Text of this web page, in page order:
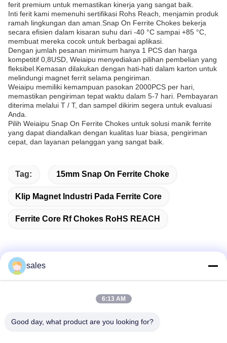
ferit premium untuk memastikan kinerja yang sangat baik.
Inti ferit kami memenuhi sertifikasi Rohs Reach, menjamin produk
ramah lingkungan dan aman.Snap On Ferrite Chokes bekerja
secara efisien dalam kisaran suhu dari -40 °C sampai +85 °C,
membuat mereka cocok untuk berbagai aplikasi.
Dengan jumlah pesanan minimum hanya 1 PCS dan harga
kompetitif 0,8USD, Weiaipu menyediakan pilihan pembelian yang
fleksibel.Kemasan dilakukan dengan hati-hati dalam karton untuk
melindungi magnet ferrit selama pengiriman.
Weiaipu memiliki kemampuan pasokan 2000PCS per hari,
memastikan pengiriman tepat waktu dalam 5-7 hari. Pembayaran
diterima melalui T / T, dan sampel dikirim segera untuk evaluasi
Anda.
Pilih Weiaipu Snap On Ferrite Chokes untuk solusi manik ferrite
yang dapat diandalkan dengan kualitas luar biasa, pengiriman
cepat, dan layanan pelanggan yang sangat baik.
Tag: 15mm Snap On Ferrite Choke
Klip Magnet Industri Pada Ferrite Core
Ferrite Core Rf Chokes RoHS REACH
Kontak Cepat
Kamar 1301, Blok B, Rongchao New Times Plaza, Taman
sales
6:13 AM
Good day, what product are you looking for?